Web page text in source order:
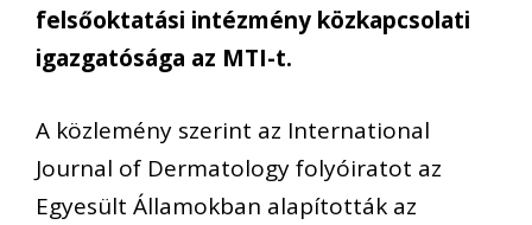
felsőoktatási intézmény közkapcsolati
igazgatósága az MTI-t.
A közlemény szerint az International
Journal of Dermatology folyóiratot az
Egyesült Államokban alapították az